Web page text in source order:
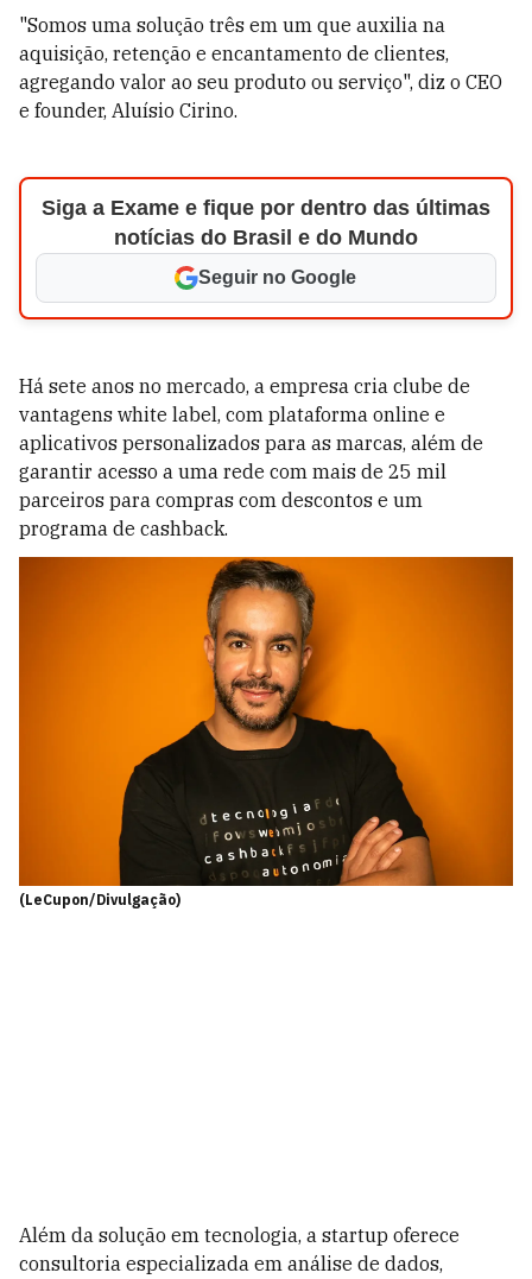
"Somos uma solução três em um que auxilia na
aquisição, retenção e encantamento de clientes,
agregando valor ao seu produto ou serviço", diz o CEO
e founder, Aluísio Cirino.
Siga a Exame e fique por dentro das últimas
notícias do Brasil e do Mundo
Seguir no Google
Há sete anos no mercado, a empresa cria clube de
vantagens white label, com plataforma online e
aplicativos personalizados para as marcas, além de
garantir acesso a uma rede com mais de 25 mil
parceiros para compras com descontos e um
programa de cashback.
(LeCupon/Divulgação)
Além da solução em tecnologia, a startup oferece
consultoria especializada em análise de dados,